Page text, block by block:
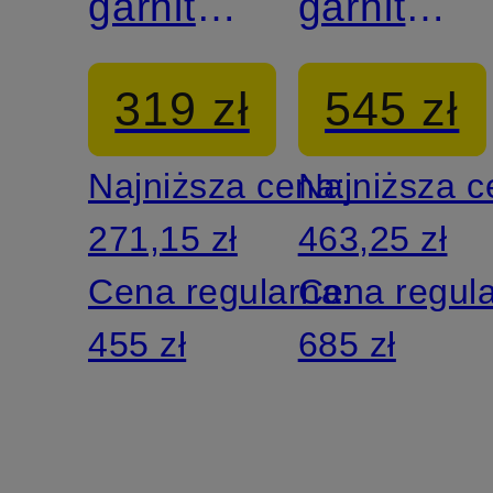
SERGIO
Modern
Fit z
dżerseju
319 zł
Najniższa cena:
271,15 zł
Cena regularna:
455 zł
SERGIO
modern
fit
545 zł
Najniższa
463,25 zł
Cena
685 zł